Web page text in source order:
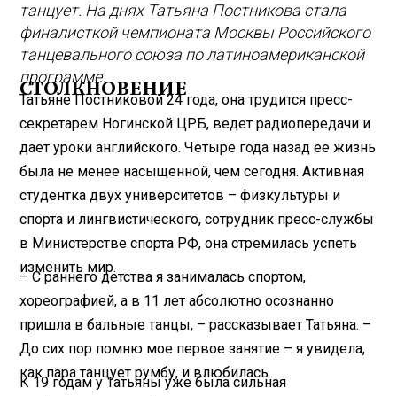
танцует. На днях Татьяна Постникова стала
финалисткой чемпионата Москвы Российского
танцевального союза по латиноамериканской
программе.
СТОЛКНОВЕНИЕ
Татьяне Постниковой 24 года, она трудится пресс-
секретарем Ногинской ЦРБ, ведет радиопередачи и
дает уроки английского. Четыре года назад ее жизнь
была не менее насыщенной, чем сегодня. Активная
студентка двух университетов – физкультуры и
спорта и лингвистического, сотрудник пресс-службы
в Министерстве спорта РФ, она стремилась успеть
изменить мир.
– С раннего детства я занималась спортом,
хореографией, а в 11 лет абсолютно осознанно
пришла в бальные танцы, – рассказывает Татьяна. –
До сих пор помню мое первое занятие – я увидела,
как пара танцует румбу, и влюбилась.
К 19 годам у Татьяны уже была сильная